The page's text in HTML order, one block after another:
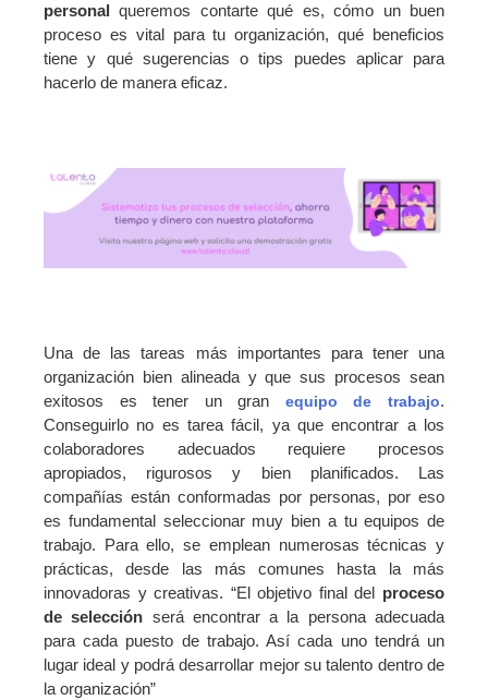
personal queremos contarte qué es, cómo un buen
proceso es vital para tu organización, qué beneficios
tiene y qué sugerencias o tips puedes aplicar para
hacerlo de manera eficaz.
Una de las tareas más importantes para tener una
organización bien alineada y que sus procesos sean
exitosos es tener un gran equipo de trabajo.
Conseguirlo no es tarea fácil, ya que encontrar a los
colaboradores adecuados requiere procesos
apropiados, rigurosos y bien planificados. Las
compañías están conformadas por personas, por eso
es fundamental seleccionar muy bien a tu equipos de
trabajo. Para ello, se emplean numerosas técnicas y
prácticas, desde las más comunes hasta la más
innovadoras y creativas. “El objetivo final del proceso
de selección será encontrar a la persona adecuada
para cada puesto de trabajo. Así cada uno tendrá un
lugar ideal y podrá desarrollar mejor su talento dentro de
la organización”